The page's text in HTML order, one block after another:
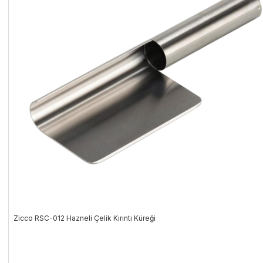
Zicco RSC-012 Hazneli Çelik Kırıntı Küreği